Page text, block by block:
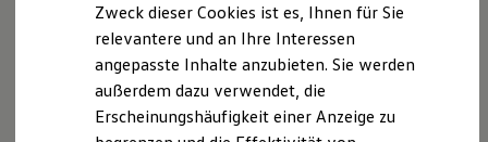
Kaufoptionen
E-Auto-Förderung
Software und Konnektivität
Die ID. Software 6
ID. Software Versionen und Updates
Digitale Extras
Schnittstellen zu Ihrem ID.
Datenschutzerklärung
A. Verantwortlicher
Wir freuen uns, dass Sie unsere Webseite der
Autohaus Am Steinheimer Tor GmbH besuchen. Im
Zweck dieser Cookies ist es, Ihnen für Sie
relevantere und an Ihre Interessen
angepasste Inhalte anzubieten. Sie werden
außerdem dazu verwendet, die
Erscheinungshäufigkeit einer Anzeige zu